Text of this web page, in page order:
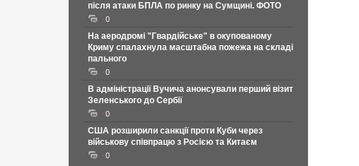
після атаки БПЛА по ринку на Сумщині. ФОТО
0
На аеродромі "Гвардійське" в окупованому
Криму спалахнула масштабна пожежа на складі
пального
0
В адміністрації Вучича анонсували перший візит
Зеленського до Сербії
0
США розширили санкції проти Куби через
військову співпрацю з Росією та Китаєм
0